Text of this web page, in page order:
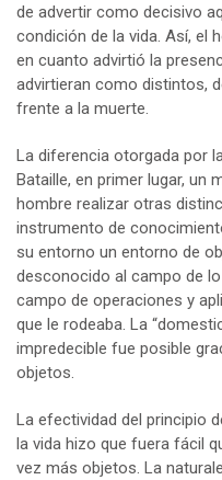
de advertir como decisivo
condición de la vida. Así, el
en cuanto advirtió la
advirtieran como distintos,
frente a la muerte.
La diferencia otorgada por
Bataille, en primer lugar, un
hombre realizar otras
instrumento de
su entorno un entorno de
desconocido al campo de
campo de operaciones y
que le rodeaba. La
impredecible fue posible
objetos.
La efectividad del principio
la vida hizo que fuera fácil
vez más objetos. La